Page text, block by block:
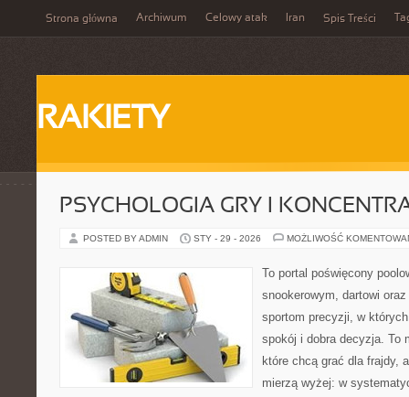
Strona główna Archiwum Celowy atak Iran Spis Treści
RAKIETY
PSYCHOLOGIA GRY I
POSTED BY ADMIN STY - 29 - 2026 MOŻLIWOŚĆ
To portal poświęcony
snookerowym, dartowi
sportom precyzji, w
spokój i dobra decyzja. To
które chcą grać dla frajdy,
mierzą wyżej: w